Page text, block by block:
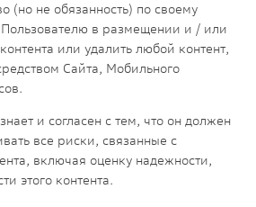
(но не обязанность) по своему
Пользователю в размещении и / или
или удалить любой контент,
Сайта, Мобильного
и согласен с тем, что он должен
все риски, связанные с
включая оценку надежности,
этого контента.